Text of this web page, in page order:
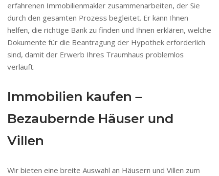
erfahrenen Immobilienmakler zusammenarbeiten, der Sie
durch den gesamten Prozess begleitet. Er kann Ihnen
helfen, die richtige Bank zu finden und Ihnen erklären, welche
Dokumente für die Beantragung der Hypothek erforderlich
sind, damit der Erwerb Ihres Traumhaus problemlos
verläuft.
Immobilien kaufen –
Bezaubernde Häuser und
Villen
Wir bieten eine breite Auswahl an Häusern und Villen zum